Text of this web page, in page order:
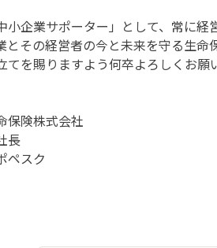
小企業サポーター」として、常に
とその経営者の今と未来を守る生
てを賜りますよう何卒よろしくお願
保険株式会社
長
ペスク